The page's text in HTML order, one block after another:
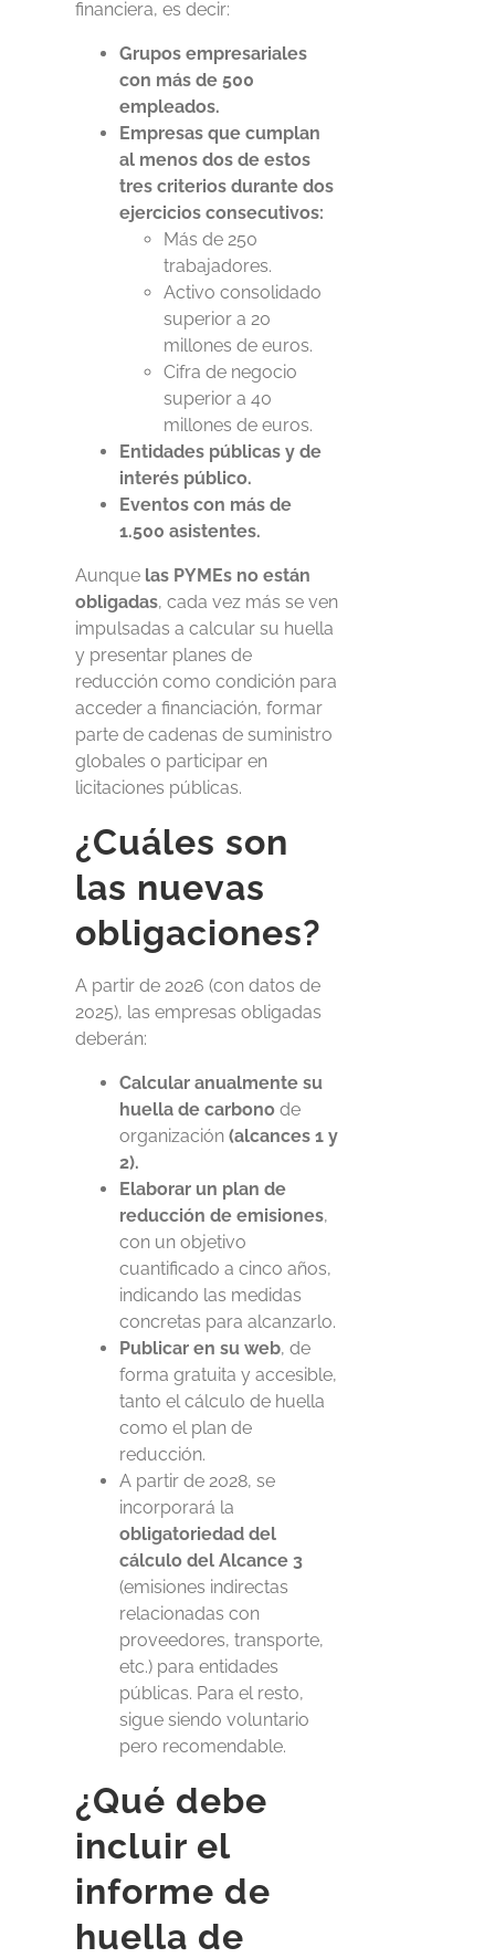
financiera, es decir:
Grupos empresariales
con más de 500
empleados.
Empresas que cumplan
al menos dos de estos
tres criterios durante dos
ejercicios consecutivos:
Más de 250
trabajadores.
Activo consolidado
superior a 20
millones de euros.
Cifra de negocio
superior a 40
millones de euros.
Entidades públicas y de
interés público.
Eventos con más de
1.500 asistentes.
Aunque las PYMEs no están
obligadas, cada vez más se ven
impulsadas a calcular su huella
y presentar planes de
reducción como condición para
acceder a financiación, formar
parte de cadenas de suministro
globales o participar en
licitaciones públicas.
¿Cuáles son
las nuevas
obligaciones?
A partir de 2026 (con datos de
2025), las empresas obligadas
deberán:
Calcular anualmente su
huella de carbonode
organización (alcances 1 y
2).
Elaborar un plan de
reducción de emisiones,
con un objetivo
cuantificado a cinco años,
indicando las medidas
concretas para alcanzarlo.
Publicar en su web, de
forma gratuita y accesible,
tanto el cálculo de huella
como el plan de
reducción.
A partir de 2028, se
incorporará la
obligatoriedad del
cálculo del Alcance 3
(emisiones indirectas
relacionadas con
proveedores, transporte,
etc.) para entidades
públicas. Para el resto,
sigue siendo voluntario
pero recomendable.
¿Qué debe
incluir el
informe de
huella de